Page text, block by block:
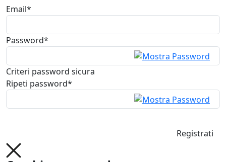
Email*
Password*
Criteri password sicura
Ripeti password*
Registrati